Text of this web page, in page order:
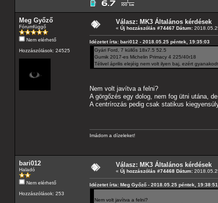
Meg Győző
Fórumfüggő
Nem elérhető
Hozzászólások: 24525
Válasz: MK3 Általános kérdések
« Új hozzászólás #74467 Dátum:
Idézetet írta: bari012 - 2018.05.25 péntek, 19:35:03
Gyári Ford, 7 küllős 18x7.5 52.5
Gumik 2017-es Michelin Primacy 4 225/40r18
Télivel április elejéig nem volt ilyen baj, ezért
Nem volt javítva a felni?
A görgőzés egy dolog, nem fog ütni utána,
A centrírozás pedig csak statikus
Imádom a dízeleket!
bari012
Haladó
Nem elérhető
Hozzászólások: 253
Válasz: MK3 Általános kérdések
« Új hozzászólás #74468 Dátum:
Idézetet írta: Meg Győző - 2018.05.25 péntek, 19:38:51
Nem volt javítva a felni?